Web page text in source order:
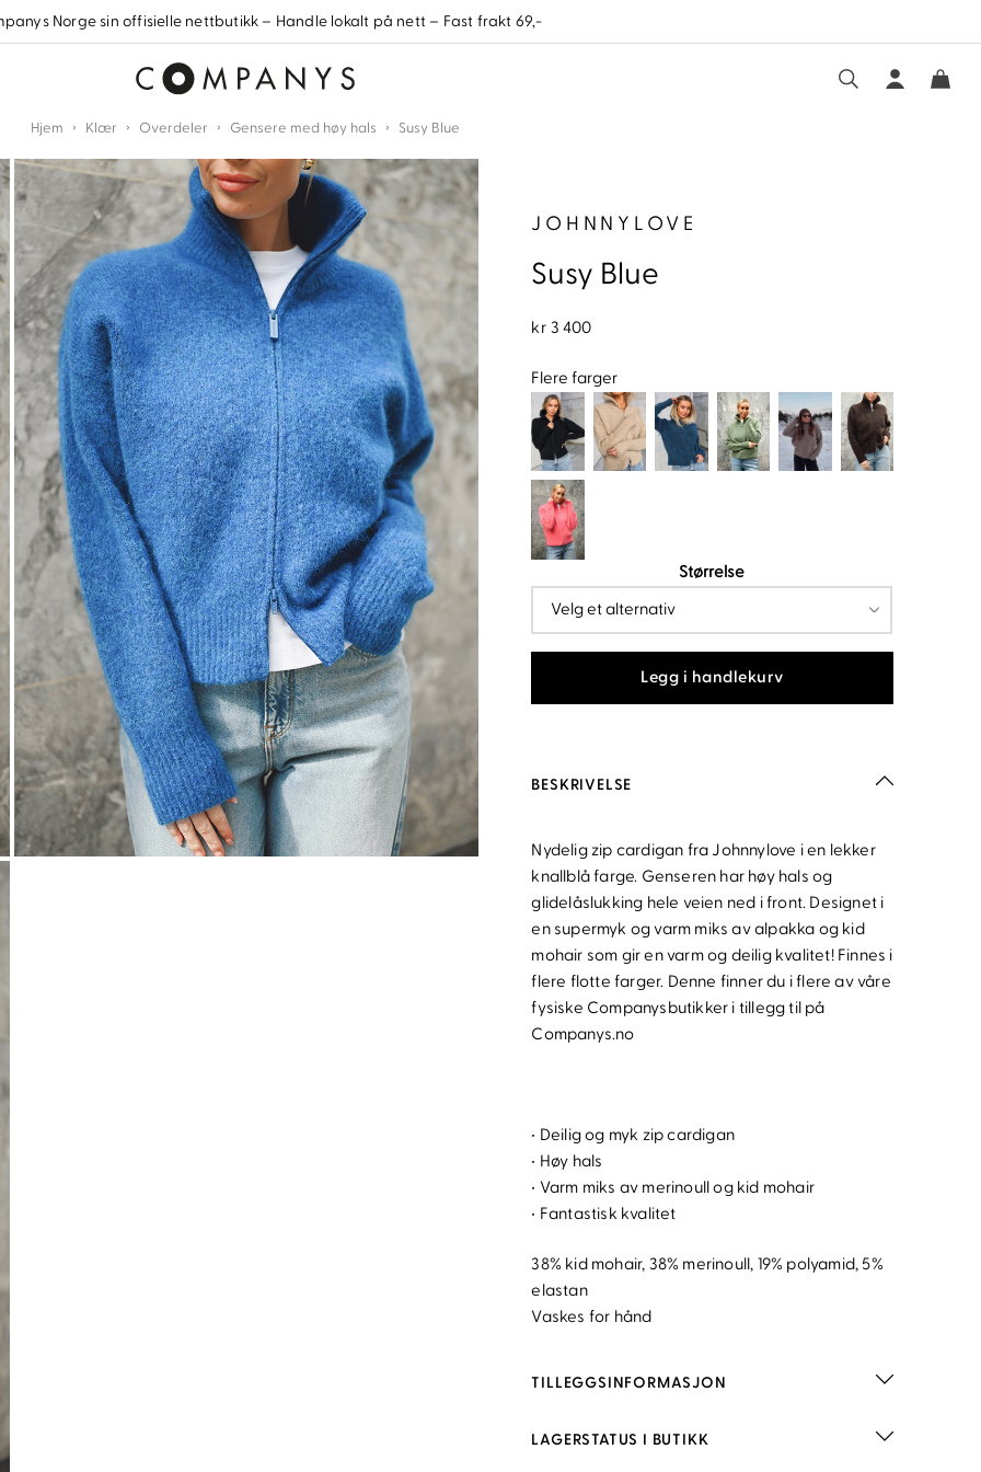
Norge sin offisielle nettbutikk – Handle lokalt på nett – Fast frakt 69,-
Hjem › Klær › Overdeler › Gensere med høy hals › Susy Blue
JOHNNYLOVE
Susy Blue
kr 3 400
Flere farger
Størrelse
Legg i handlekurv
BESKRIVELSE
Nydelig zip cardigan fra Johnnylove i en lekker
knallblå farge. Genseren har høy hals og
glidelåslukking hele veien ned i front. Designet i
en supermyk og varm miks av alpakka og kid
mohair som gir en varm og deilig kvalitet! Finnes i
flere flotte farger. Denne finner du i flere av våre
fysiske Companysbutikker i tillegg til på
Companys.no
• Deilig og myk zip cardigan
• Høy hals
• Varm miks av merinoull og kid mohair
• Fantastisk kvalitet
38% kid mohair, 38% merinoull, 19% polyamid, 5%
elastan
Vaskes for hånd
TILLEGGSINFORMASJON
LAGERSTATUS I BUTIKK